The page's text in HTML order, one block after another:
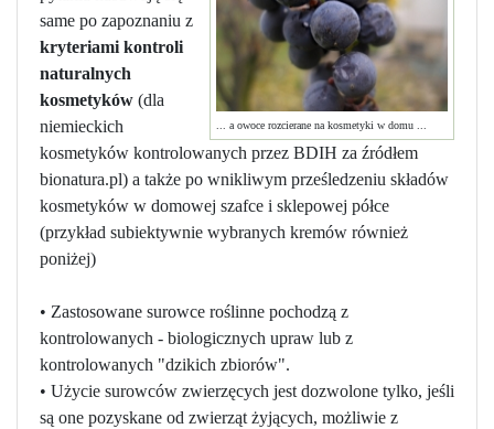
... a owoce rozcierane na kosmetyki w domu ...
same po zapoznaniu z
kryteriami kontroli
naturalnych
kosmetyków (dla
niemieckich
kosmetyków kontrolowanych przez BDIH za źródłem
bionatura.pl) a także po wnikliwym prześledzeniu składów
kosmetyków w domowej szafce i sklepowej półce
(przykład subiektywnie wybranych kremów również
poniżej)
• Zastosowane surowce roślinne pochodzą z
kontrolowanych - biologicznych upraw lub z
kontrolowanych "dzikich zbiorów".
• Użycie surowców zwierzęcych jest dozwolone tylko, jeśli
są one pozyskane od zwierząt żyjących, możliwie z